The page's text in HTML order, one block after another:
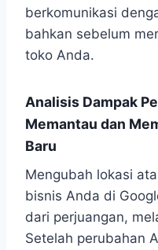
berkomunikasi
bahkan sebelum
toko Anda.
Analisis Dampak
Memantau dan
Baru
Mengubah lokasi
bisnis Anda di
dari perjuangan,
Setelah perubahan